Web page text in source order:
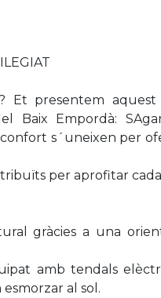
Et presentem
Baix Empordà:
s´uneixen per
per aprofitar
gràcies a una
amb tendals
al sol.